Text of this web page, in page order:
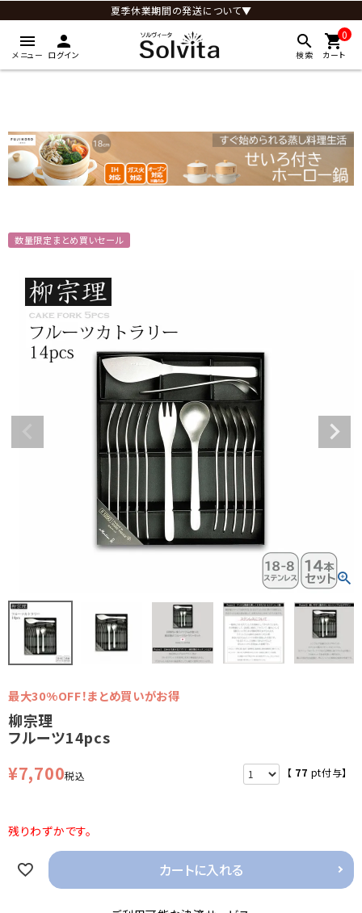
夏季休業期間の発送について▼
menu
メニュー
person
ログイン
search
検索
0
shopping_cart
カート
数量限定まとめ買いセール
最大30%OFF！まとめ買いがお得
柳宗理
フルーツ14pcs
¥7,700税込 【 77 pt付与】
残りわずかです。
カートに入れる